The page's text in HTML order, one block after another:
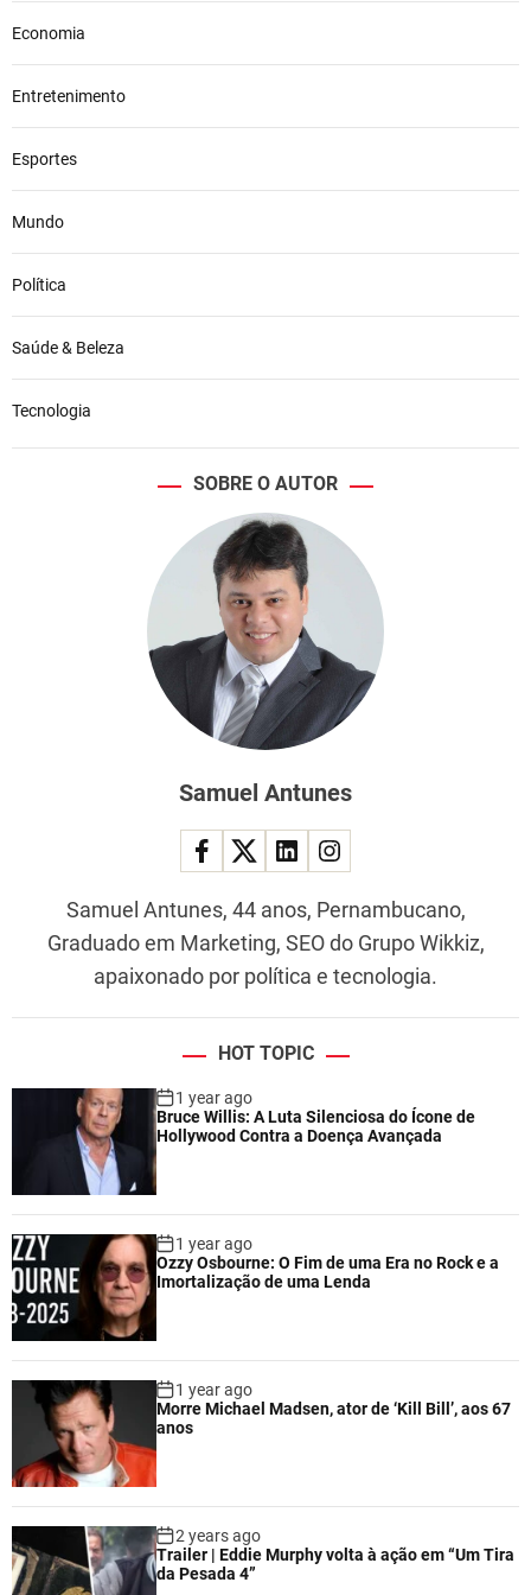
Economia
Entretenimento
Esportes
Mundo
Política
Saúde & Beleza
Tecnologia
SOBRE O AUTOR
Samuel Antunes
Samuel Antunes, 44 anos, Pernambucano,
Graduado em Marketing, SEO do Grupo Wikkiz,
apaixonado por política e tecnologia.
HOT TOPIC
1 year ago
Bruce Willis: A Luta Silenciosa do Ícone de
Hollywood Contra a Doença Avançada
1 year ago
Ozzy Osbourne: O Fim de uma Era no Rock e a
Imortalização de uma Lenda
1 year ago
Morre Michael Madsen, ator de ‘Kill Bill’, aos 67
anos
2 years ago
Trailer | Eddie Murphy volta à ação em “Um Tira
da Pesada 4”